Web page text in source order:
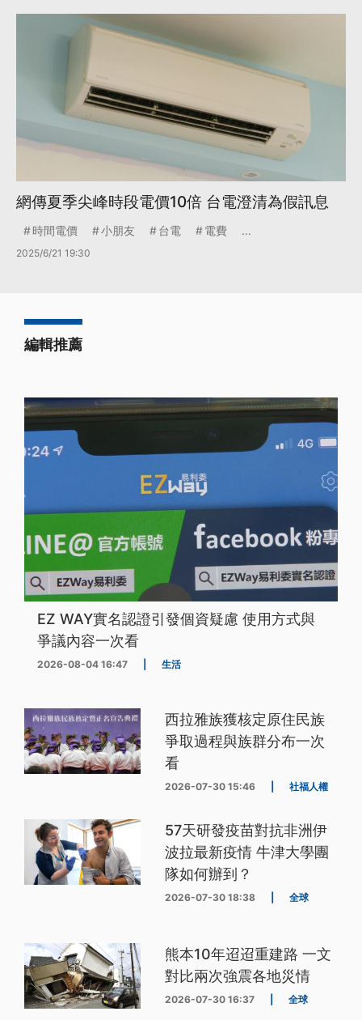
網傳夏季尖峰時段電價10倍 台電澄清為假訊息
時間電價 小朋友 台電 電費 ...
2025/6/21 19:30
編輯推薦
EZ WAY實名認證引發個資疑慮 使用方式與
爭議內容一次看
2026-08-04 16:47 生活
西拉雅族獲核定原住民族
爭取過程與族群分布一次
看
2026-07-30 15:46 社福人權
57天研發疫苗對抗非洲伊
波拉最新疫情 牛津大學團
隊如何辦到？
2026-07-30 18:38 全球
熊本10年迢迢重建路 一文
對比兩次強震各地災情
2026-07-30 16:37 全球